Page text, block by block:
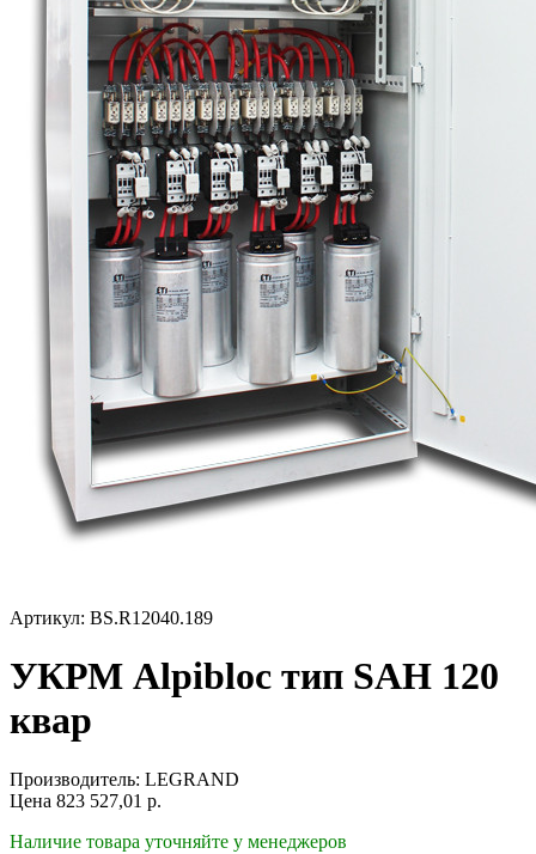
Артикул: BS.R12040.189
УКРМ Alpibloc тип SAH 120
квар
Производитель: LEGRAND
Цена 823 527,01 р.
Наличие товара уточняйте у менеджеров